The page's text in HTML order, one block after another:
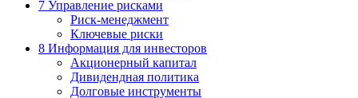
7 Управление рисками
Риск-менеджмент
Ключевые риски
8 Информация для инвесторов
Акционерный капитал
Дивидендная политика
Долговые инструменты